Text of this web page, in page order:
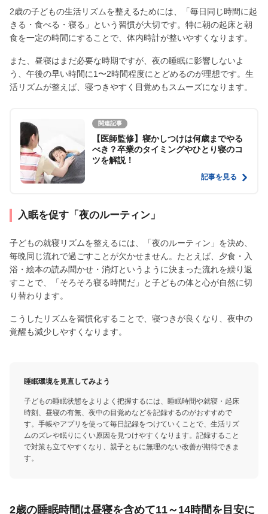
2歳の子どもの生活リズムを整えるためには、「毎日同じ時間に起
きる・食べる・寝る」という習慣が大切です。特に朝の起床と朝
食を一定の時間にすることで、体内時計が整いやすくなります。
また、昼寝はまだ必要な時期ですが、夜の睡眠に影響しないよ
う、午後の早い時間に1〜2時間程度にとどめるのが理想です。生
活リズムが整えば、寝つきやすく目覚めもスムーズになります。
関連記事
【医師監修】寝かしつけは何歳までやる
べき？卒業のタイミングやひとり寝のコ
ツを解説！
記事を見る
入眠を促す「夜のルーティン」
子どもの就寝リズムを整えるには、「夜のルーティン」を決め、
毎晩同じ流れで過ごすことが欠かせません。たとえば、夕食・入
浴・絵本の読み聞かせ・消灯というように決まった流れを繰り返
すことで、「そろそろ寝る時間だ」と子どもの体と心が自然に切
り替わります。
こうしたリズムを習慣化することで、寝つきが良くなり、夜中の
覚醒も減少しやすくなります。
睡眠環境を見直してみよう
子どもの睡眠状態をよりよく把握するには、睡眠時間や就寝・起床
時刻、昼寝の有無、夜中の目覚めなどを記録するのがおすすめで
す。手帳やアプリを使って毎日記録をつけていくことで、生活リズ
ムのズレや眠りにくい原因を見つけやすくなります。記録すること
で対策も立てやすくなり、親子ともに無理のない改善が期待できま
す。
2歳の睡眠時間は昼寝を含めて11～14時間を目安に